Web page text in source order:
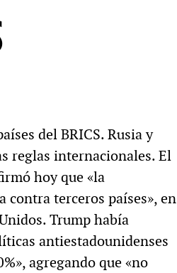
del BRICS. Rusia y
reglas internacionales. El
hoy que «la
contra terceros países», en
Trump había
antiestadounidenses
agregando que «no